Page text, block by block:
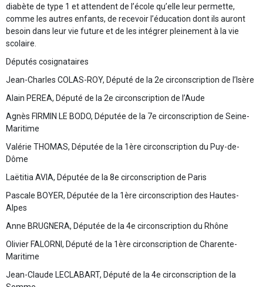
diabète de type 1 et attendent de l’école qu’elle leur permette,
comme les autres enfants, de recevoir l’éducation dont ils auront
besoin dans leur vie future et de les intégrer pleinement à la vie
scolaire.
Députés cosignataires
Jean-Charles COLAS-ROY, Député de la 2e circonscription de l’Isère
Alain PEREA, Député de la 2e circonscription de l’Aude
Agnès FIRMIN LE BODO, Députée de la 7e circonscription de Seine-
Maritime
Valérie THOMAS, Députée de la 1ère circonscription du Puy-de-
Dôme
Laëtitia AVIA, Députée de la 8e circonscription de Paris
Pascale BOYER, Députée de la 1ère circonscription des Hautes-
Alpes
Anne BRUGNERA, Députée de la 4e circonscription du Rhône
Olivier FALORNI, Député de la 1ère circonscription de Charente-
Maritime
Jean-Claude LECLABART, Député de la 4e circonscription de la